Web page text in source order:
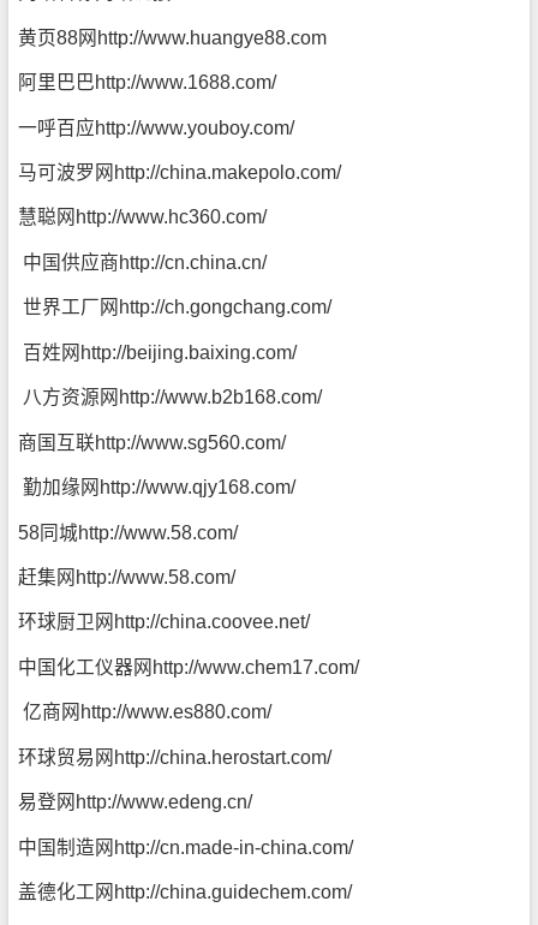
黄页88网 http://www.huangye88.com
阿里巴巴http://www.1688.com/
一呼百应http://www.youboy.com/
马可波罗网 http://china.makepolo.com/
慧聪网 http://www.hc360.com/
中国供应商http://cn.china.cn/
世界工厂网 http://ch.gongchang.com/
百姓网 http://beijing.baixing.com/
八方资源网 http://www.b2b168.com/
商国互联http://www.sg560.com/
勤加缘网 http://www.qjy168.com/
58同城http://www.58.com/
赶集网 http://www.58.com/
环球厨卫网 http://china.coovee.net/
中国化工仪器网 http://www.chem17.com/
亿商网 http://www.es880.com/
环球贸易网 http://china.herostart.com/
易登网 http://www.edeng.cn/
中国制造网 http://cn.made-in-china.com/
盖德化工网 http://china.guidechem.com/